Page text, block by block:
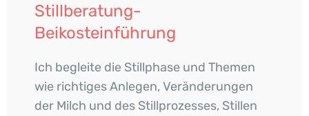
Stillberatung-
Beikosteinführung
Ich begleite die Stillphase und Themen
wie richtiges Anlegen, Veränderungen
der Milch und des Stillprozesses, Stillen